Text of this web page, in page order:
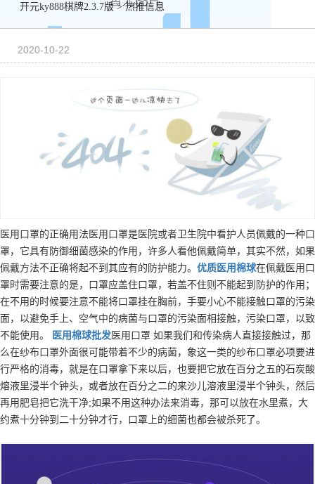
开元ky888棋牌2.3.7版>热推信息
2020-10-22
医用口罩的正确用法医用口罩是医院或者卫生院中看护人员佩戴的一种口
罩，它具有防御细菌感染的作用，许多人看他佩戴简单，其实不然，如果
佩戴方法不正确将起不到其应有的防护能力。 优质 医用棉球在佩戴医用口
罩时需要注意的是，口罩应盖住口罩，若盖不住则不能起到防护的作用；
在不用的时候要注意不能将口罩挂在胸前，手要小心不能接触口罩的污染
面，以避免手上、空气中的病菌与口罩的污染面相接触，污染口罩，以致
不能使用。
医用棉球批发 医用口罩 如果我们和传染病人直接接触过，那
么在纱布口罩外面很可能带着不少的病菌，象这一类的纱布口罩必项要进
行严格的消毒，就是在口罩拿下来以后，也要把它放在百分之五的石炭酸
熔液里浸半个钟头，或者放在百分之二的来沙儿溶液里浸半个钟头，然后
再用肥皂把它洗干净;如果不用这种办法来消毒，那可以放在水里煮，大
约煮十分钟到二十分钟才行，口罩上的细菌也都会被杀死了。